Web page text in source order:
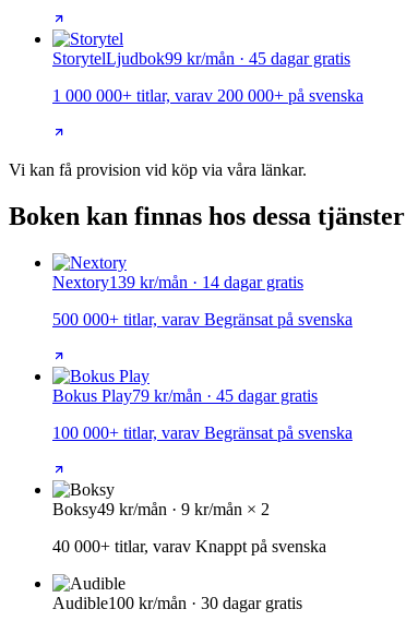
StorytelLjudbok99 kr/mån · 45 dagar gratis
1 000 000+ titlar, varav 200 000+ på svenska
Vi kan få provision vid köp via våra länkar.
Boken kan finnas hos dessa tjänster
Nextory139 kr/mån · 14 dagar gratis
500 000+ titlar, varav Begränsat på svenska
Bokus Play79 kr/mån · 45 dagar gratis
100 000+ titlar, varav Begränsat på svenska
Boksy49 kr/mån · 9 kr/mån × 2
40 000+ titlar, varav Knappt på svenska
Audible100 kr/mån · 30 dagar gratis